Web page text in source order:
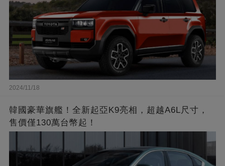
2024/11/18
韓國豪華旗艦！全新起亞K9亮相，超越A6L尺寸，
售價僅130萬台幣起！